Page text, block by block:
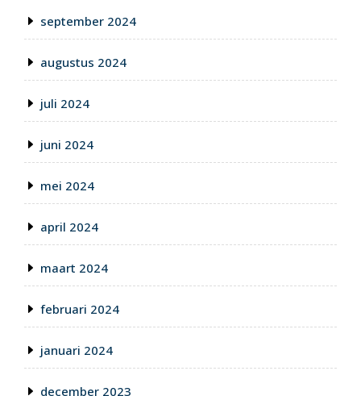
september 2024
augustus 2024
juli 2024
juni 2024
mei 2024
april 2024
maart 2024
februari 2024
januari 2024
december 2023